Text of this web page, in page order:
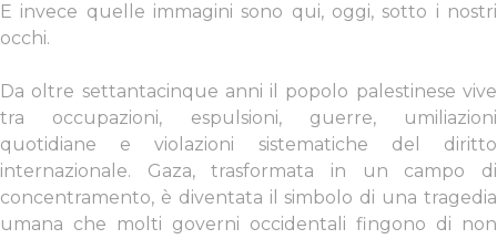
E invece quelle immagini sono qui, oggi, sotto i nostri
occhi.
Da oltre settantacinque anni il popolo palestinese vive
tra occupazioni, espulsioni, guerre, umiliazioni
quotidiane e violazioni sistematiche del diritto
internazionale. Gaza, trasformata in un campo di
concentramento, è diventata il simbolo di una tragedia
umana che molti governi occidentali fingono di non